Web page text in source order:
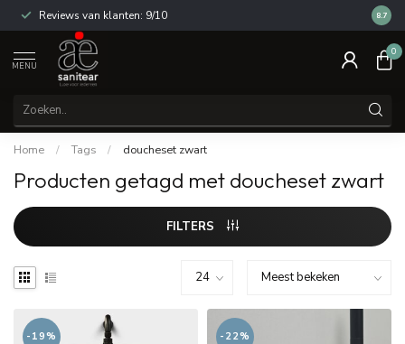
Reviews van klanten: 9/10 14
8.7
MENU
0
Home / Tags / doucheset zwart
Producten getagd met doucheset zwart
FILTERS
-19% -22%